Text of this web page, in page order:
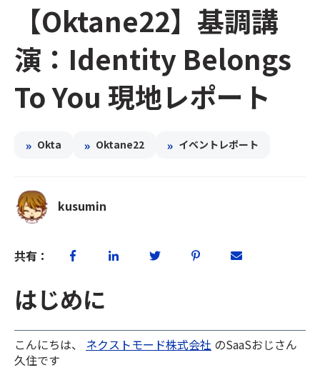
【Oktane22】基調講
演：Identity Belongs
To You 現地レポート
» Okta » Oktane22 » イベントレポート
kusumin
共有：
はじめに
こんにちは、 ネクストモード株式会社 のSaaSおじさん
久住です